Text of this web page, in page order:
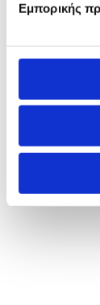
Εμπορικής